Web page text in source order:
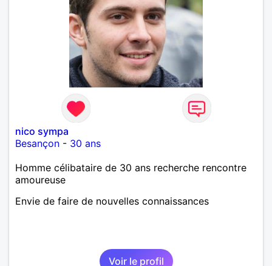
,astronomie . Service militaire belfort 35 régiment d
infanterie et engager sur 5 ans.de (1998 a 2003.)
Divers je fait en moyenne 6 km de marche par jour
a pieds. A la fin de mon travail a mon domicile. J 'ai
un rêve cet de construire une vie a deux en
harmonie. Si je pourrais lui décrocher la lune je le
ferais. A chaque fois que je vois un beau ciel étoilé
je rêve d' être avec quelqu'un.
nico sympa
Besançon - 30 ans
Homme célibataire de 30 ans recherche rencontre
amoureuse
Envie de faire de nouvelles connaissances
Voir le profil